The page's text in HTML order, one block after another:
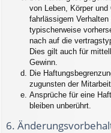
von Leben, Körper
fahrlässigem
typischerweise
nach auf die
Dies gilt auch für
Gewinn.
Die
zugunsten der
Ansprüche für eine
bleiben unberührt.
6.